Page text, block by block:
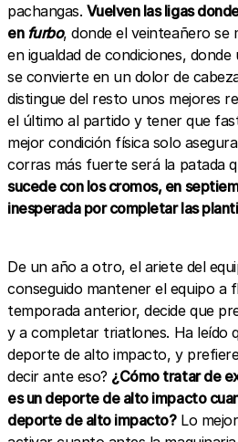
pachangas. Vuelven las ligas
en furbo, donde el veinteañero se
en igualdad de condiciones,
se convierte en un dolor de
distingue del resto unos mejores
el último al partido y tener que
mejor condición física solo
corras más fuerte será la patada
sucede con los cromos, en
inesperada por completar las
De un año a otro, el ariete del
conseguido mantener el equipo a
temporada anterior, decide que
y a completar triatlones. Ha leído
deporte de alto impacto, y
decir ante eso? ¿Cómo tratar de
es un deporte de alto impacto
deporte de alto impacto?Lo